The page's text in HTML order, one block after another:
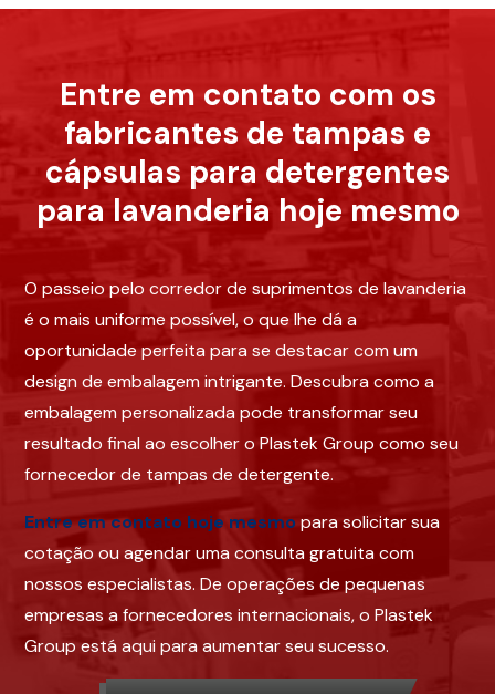
Entre em contato com os
fabricantes de tampas e
cápsulas para detergentes
para lavanderia hoje mesmo
O passeio pelo corredor de suprimentos de lavanderia
é o mais uniforme possível, o que lhe dá a
oportunidade perfeita para se destacar com um
design de embalagem intrigante. Descubra como a
embalagem personalizada pode transformar seu
resultado final ao escolher o Plastek Group como seu
fornecedor de tampas de detergente.
Entre em contato hoje mesmopara solicitar sua
cotação ou agendar uma consulta gratuita com
nossos especialistas. De operações de pequenas
empresas a fornecedores internacionais, o Plastek
Group está aqui para aumentar seu sucesso.